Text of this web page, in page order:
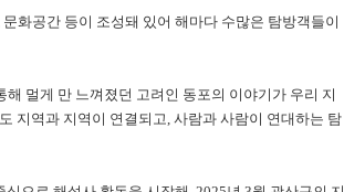
화공간 등이 조성돼 있어 해마다 수많은 탐방객들이
멀게 만 느껴졌던 고려인 동포의 이야기가 우리 지
지역과 지역이 연결되고, 사람과 사람이 연대하는 탐